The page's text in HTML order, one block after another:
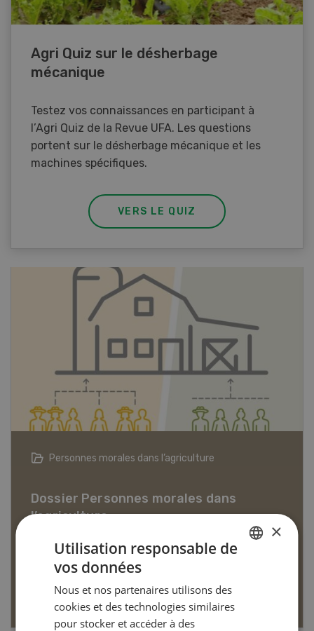
Agri Quiz sur le désherbage
mécanique
Testez vos connaissances en participant à
l’Agri Quiz de la Revue UFA. Les questions
portent sur le désherbage mécanique et les
machines spécifiques.
VERS LE QUIZ
Articles biologiques
Dossier Articles biologiques
EN SAVOIR PLUS
×
Utilisation responsable de
vos données
Nous et nos partenaires utilisons des
cookies et des technologies similaires
pour stocker et accéder à des